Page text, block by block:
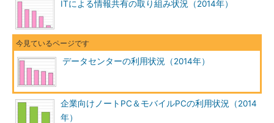
ITによる情報共有の取り組み状況（2014年）
データセンターの利用状況（2014年）
企業向けノートPC＆モバイルPCの利用状況（2014
年）